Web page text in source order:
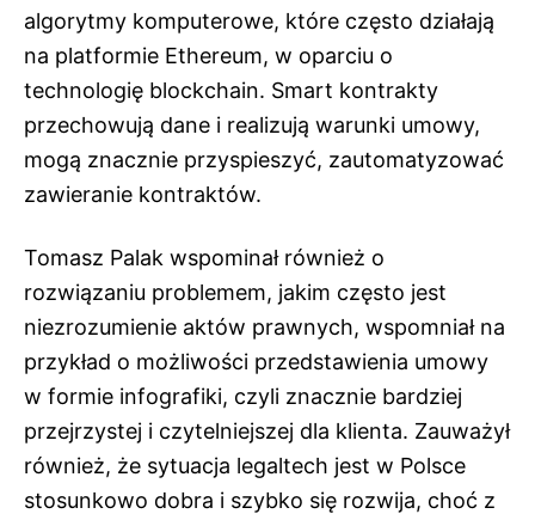
algorytmy komputerowe, które często działają
na platformie Ethereum, w oparciu o
technologię blockchain. Smart kontrakty
przechowują dane i realizują warunki umowy,
mogą znacznie przyspieszyć, zautomatyzować
zawieranie kontraktów.
Tomasz Palak wspominał również o
rozwiązaniu problemem, jakim często jest
niezrozumienie aktów prawnych, wspomniał na
przykład o możliwości przedstawienia umowy
w formie infografiki, czyli znacznie bardziej
przejrzystej i czytelniejszej dla klienta. Zauważył
również, że sytuacja legaltech jest w Polsce
stosunkowo dobra i szybko się rozwija, choć z